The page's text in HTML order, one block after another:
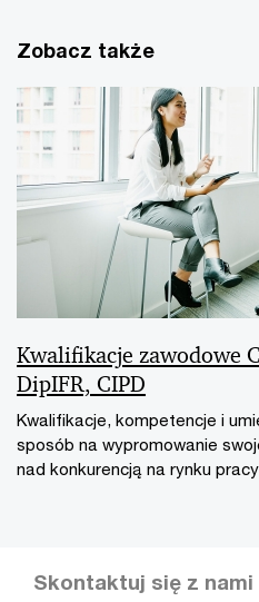
Zobacz także
Kwalifikacje zawodowe
DipIFR, CIPD
Kwalifikacje, kompetencje i
sposób na wypromowanie
nad konkurencją na rynku pracy
Skontaktuj się z nami